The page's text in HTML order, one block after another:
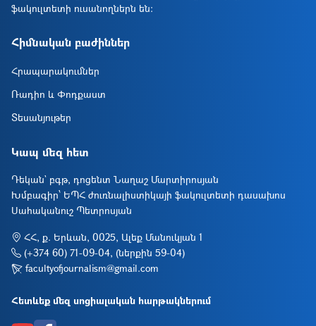
ֆակուլտետի ուսանողներն են։
Հիմնական բաժիններ
Հրապարակումներ
Ռադիո և Փոդքաստ
Տեսանյութեր
Կապ մեզ հետ
Դեկան` բգթ, դոցենտ Նաղաշ Մարտիրոսյան
Խմբագիր՝ ԵՊՀ ժուռնալիստիկայի ֆակուլտետի դասախոս
Սահականուշ Պետրոսյան
ՀՀ, ք. Երևան, 0025, Ալեք Մանուկյան 1
(+374 60) 71-09-04, (ներքին 59-04)
facultyofjournalism@gmail.com
Հետևեք մեզ սոցիալական հարթակներում